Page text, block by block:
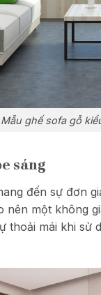
Mẫu ghế sofa gỗ
sáng
đến sự đơn
một không
thoải mái khi